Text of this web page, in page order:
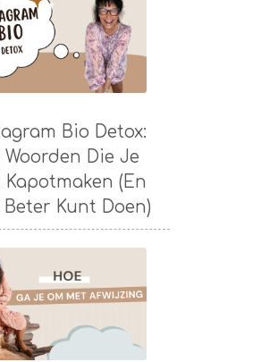
Bio Detox:
Woorden Die Je
Kapotmaken (En
Beter Kunt Doen)